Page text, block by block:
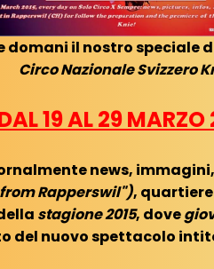
domani il nostro speciale
Circo Nazionale Svizzero
19 AL 29 MARZO
news,
Rapperswil"),
stagione 2015, dove
del nuovo spettacolo